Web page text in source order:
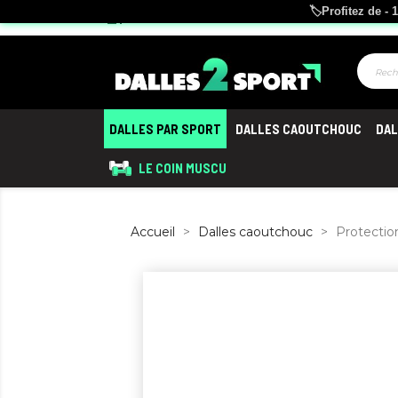
pour salles de sport
DALLES PAR SPORT DALLES CAOUTCHOUC
LE COIN MUSCU
Accueil Dalles caoutchouc
🏷️Profitez de -